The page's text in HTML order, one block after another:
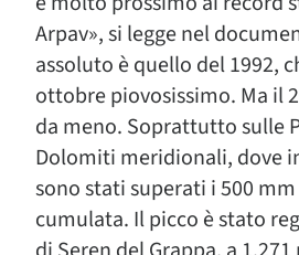
Arpav», si legge nel
assoluto è quello del 1992,
ottobre piovosissimo. Ma il
da meno. Soprattutto sulle
Dolomiti meridionali, dove
sono stati superati i 500
cumulata. Il picco è stato